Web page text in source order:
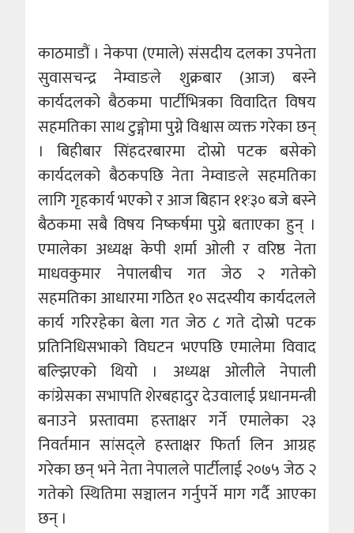
काठमाडौं । नेकपा (एमाले) संसदीय दलका उपनेता
सुवासचन्द्र नेम्वाङले शुक्रबार (आज) बस्ने
कार्यदलको बैठकमा पार्टीभित्रका विवादित विषय
सहमतिका साथ टुङ्गोमा पुग्ने विश्वास व्यक्त गरेका छन्
। बिहीबार सिंहदरबारमा दोस्रो पटक बसेको
कार्यदलको बैठकपछि नेता नेम्वाङले सहमतिका
लागि गृहकार्य भएको र आज बिहान ११ः३० बजे बस्ने
बैठकमा सबै विषय निष्कर्षमा पुग्ने बताएका हुन् ।
एमालेका अध्यक्ष केपी शर्मा ओली र वरिष्ठ नेता
माधवकुमार नेपालबीच गत जेठ २ गतेको
सहमतिका आधारमा गठित १० सदस्यीय कार्यदलले
कार्य गरिरहेका बेला गत जेठ ८ गते दोस्रो पटक
प्रतिनिधिसभाको विघटन भएपछि एमालेमा विवाद
बल्झिएको थियो । अध्यक्ष ओलीले नेपाली
कांग्रेसका सभापति शेरबहादुर देउवालाई प्रधानमन्त्री
बनाउने प्रस्तावमा हस्ताक्षर गर्ने एमालेका २३
निवर्तमान सांसद्ले हस्ताक्षर फिर्ता लिन आग्रह
गरेका छन् भने नेता नेपालले पार्टीलाई २०७५ जेठ २
गतेको स्थितिमा सञ्चालन गर्नुपर्ने माग गर्दै आएका
छन् ।